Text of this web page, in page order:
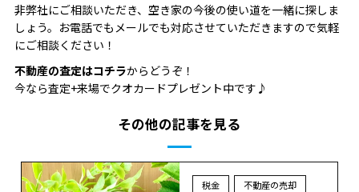
非弊社にご相談いただき、空き家の今後の使い道を一緒に探しま
しょう。お電話でもメールでも対応させていただきますので気軽
にご相談ください！
不動産の査定はコチラからどうぞ！
今なら査定+来場でクオカードプレゼント中です♪
その他の記事を見る
税金
不動産の売却